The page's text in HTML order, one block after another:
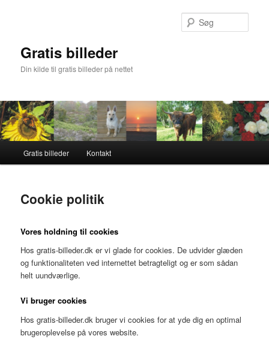
Gratis billeder
Din kilde til gratis billeder på nettet
Gratis billeder Kontakt
Cookie politik
Vores holdning til cookies
Hos gratis-billeder.dk er vi glade for cookies. De udvider glæden
og funktionaliteten ved internettet betragteligt og er som sådan
helt uundværlige.
Vi bruger cookies
Hos gratis-billeder.dk bruger vi cookies for at yde dig en optimal
brugeroplevelse på vores website.